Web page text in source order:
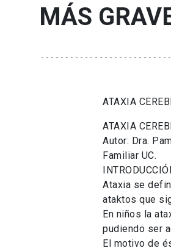
MÁS
ATAXIA
ATAXIA
Autor: Dra.
Familiar UC.
Ataxia se
ataktos que
En niños la
pudiendo ser
El motivo de